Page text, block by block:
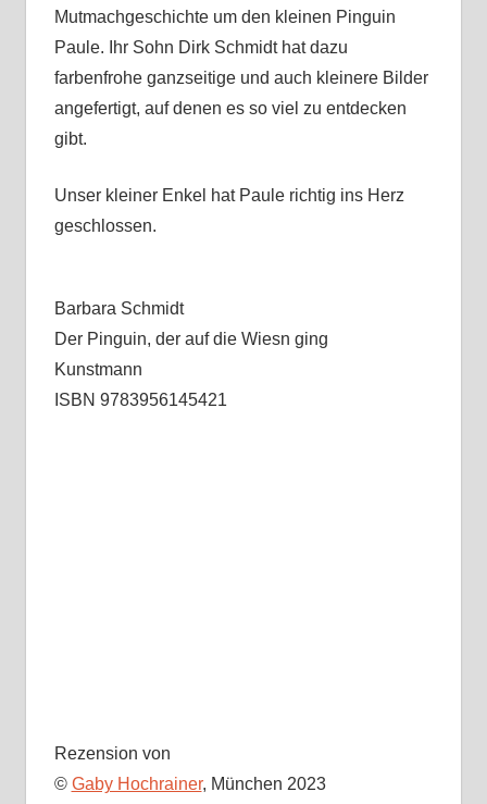
Mutmachgeschichte um den kleinen Pinguin
Paule. Ihr Sohn Dirk Schmidt hat dazu
farbenfrohe ganzseitige und auch kleinere Bilder
angefertigt, auf denen es so viel zu entdecken
gibt.
Unser kleiner Enkel hat Paule richtig ins Herz
geschlossen.
Barbara Schmidt
Der Pinguin, der auf die Wiesn ging
Kunstmann
ISBN 9783956145421
Rezension von
© Gaby Hochrainer, München 2023